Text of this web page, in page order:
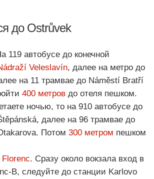
до Ostrůvek
119 автобусе до конечной
Veleslavín, далее на метро до
на 11 трамвае до Náměstí Bratří
400 метров до отеля пешком.
ночью, то на 910 автобусе до
далее на 96 трамвае до
Потом 300 метром пешком
Florenc. Сразу около вокзала вход в
В, следуйте до станции Karlovo